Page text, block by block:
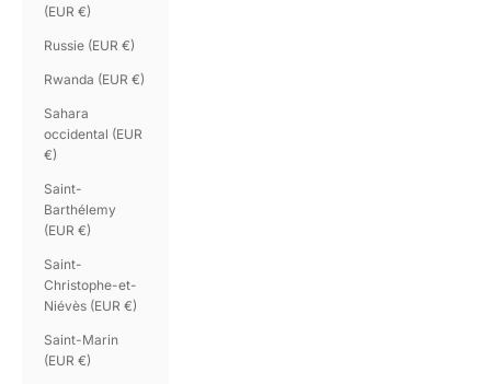
(EUR €)
Russie (EUR €)
Rwanda (EUR €)
Sahara
occidental (EUR
€)
Saint-
Barthélemy
(EUR €)
Saint-
Christophe-et-
Niévès (EUR €)
Saint-Marin
(EUR €)